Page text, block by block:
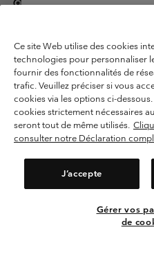
België (Nederlands) |
Gebruiksvoorwaarden
Privacybeleid
Voorwaarden voor door gebruikers
Cookies
Ce site Web utilise des cookies
technologies pour personnaliser
fournir des fonctionnalités de
trafic. Veuillez préciser si vous
cookies via les options ci-
cookies strictement nécessaires
seront tout de même utilisés.
consulter notre Déclaration
J’accepte
Gérer vos
de
Online
United States
Belgium-English
Belgium-Français
Belgium-Dutch
Alle